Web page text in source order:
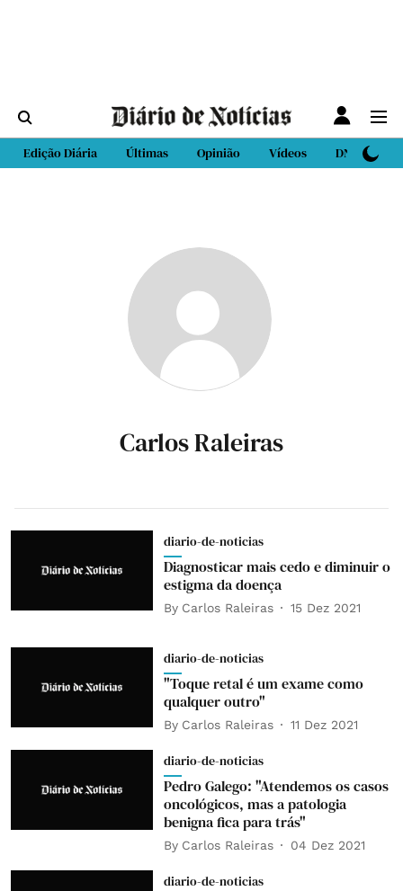
Edição Diária Últimas Opinião Vídeos DN Sport
Carlos Raleiras
diario-de-noticias
Diagnosticar mais cedo e diminuir o
estigma da doença
By Carlos Raleiras 15 Dez 2021
diario-de-noticias
"Toque retal é um exame como
qualquer outro"
By Carlos Raleiras 11 Dez 2021
diario-de-noticias
Pedro Galego: "Atendemos os casos
oncológicos, mas a patologia
benigna fica para trás"
By Carlos Raleiras 04 Dez 2021
diario-de-noticias